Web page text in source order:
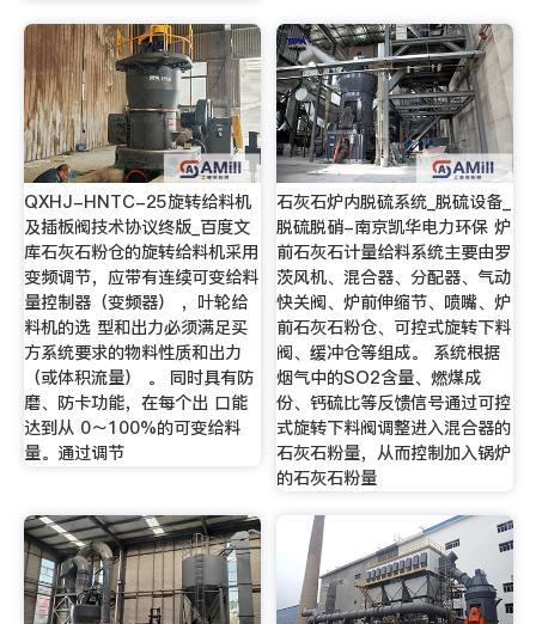
QXHJ-HNTC-25旋转给料机
及插板阀技术协议终版_百度文
库石灰石粉仓的旋转给料机采用
变频调节，应带有连续可变给料
量控制器（变频器） ，叶轮给
料机的选 型和出力必须满足买
方系统要求的物料性质和出力
（或体积流量） 。 同时具有防
磨、防卡功能，在每个出 口能
达到从 0～100%的可变给料
量。通过调节
石灰石炉内脱硫系统_脱硫设备_
脱硫脱硝-南京凯华电力环保 炉
前石灰石计量给料系统主要由罗
茨风机、混合器、分配器、气动
快关阀、炉前伸缩节、喷嘴、炉
前石灰石粉仓、可控式旋转下料
阀、缓冲仓等组成。 系统根据
烟气中的SO2含量、燃煤成
份、钙硫比等反馈信号通过可控
式旋转下料阀调整进入混合器的
石灰石粉量，从而控制加入锅炉
的石灰石粉量